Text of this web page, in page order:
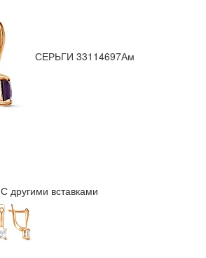
СЕРЬГИ 33114697Ам
С другими вставками